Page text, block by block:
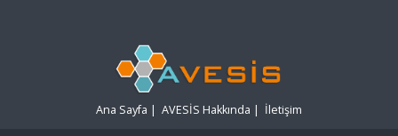
Ana Sayfa | AVESİS Hakkında | İletişim